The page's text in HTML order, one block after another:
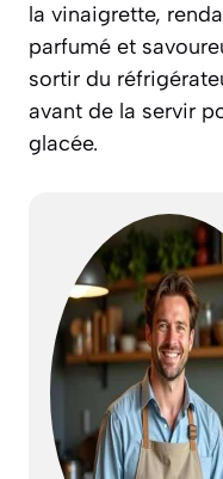
la vinaigrette,
parfumé et
sortir du
avant de la servir
glacée.